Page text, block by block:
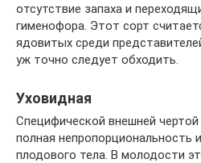
отсутствие запаха и
гименофора. Этот сорт
ядовитых среди
уж точно следует обходить.
Уховидная
Специфической внешней чертой
полная непропорциональность
плодового тела. В молодости